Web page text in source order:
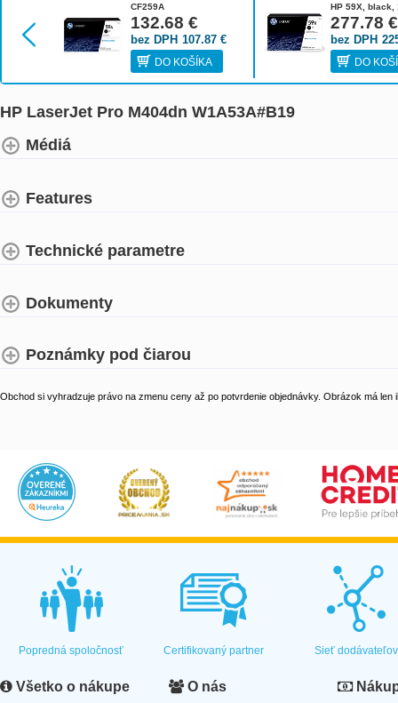
CF259A
132.68 €
107.87 €
bez DPH
DO KOŠÍKA
HP 59X, black,
high capacity
277.78
bez DPH
DO
HP LaserJet Pro M404dn W1A53A#B19
Médiá
Features
Technické parametre
Dokumenty
Poznámky pod čiarou
Obchod si vyhradzuje právo na zmenu ceny až po potvrdenie objednávky. Obrázok má len
Popredná spoločnosť Certifikovaný partner Sieť dodávateľov
Všetko o nákupe O nás